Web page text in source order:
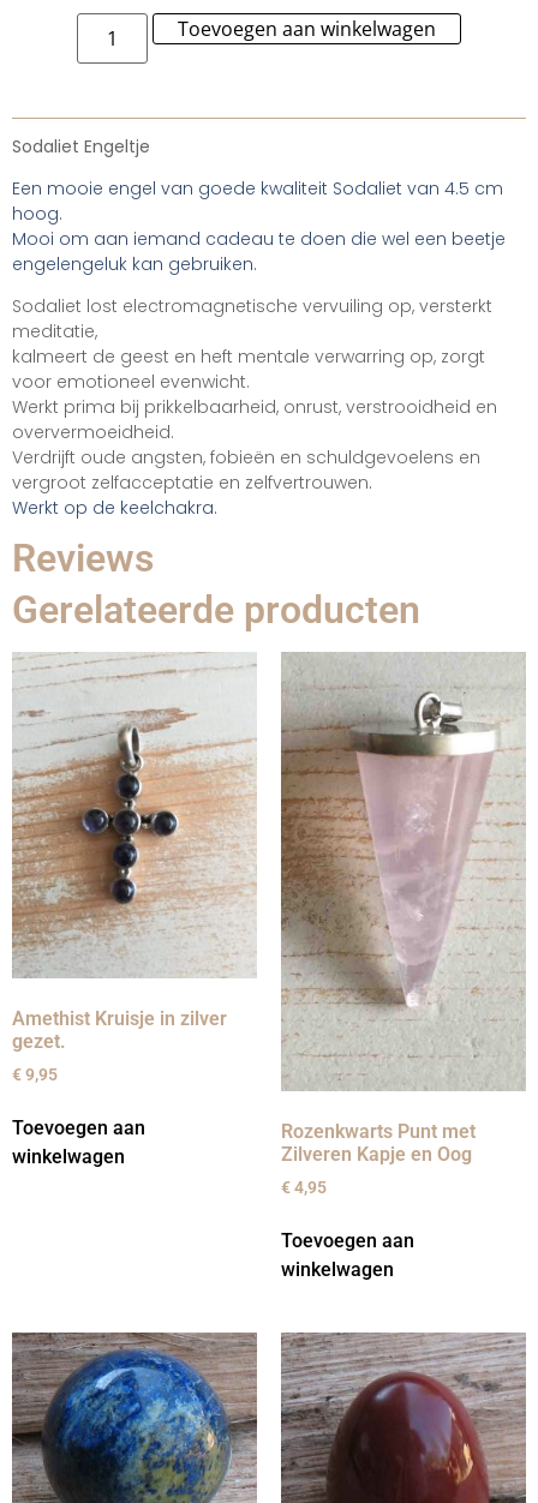
Toevoegen aan winkelwagen
Sodaliet Engeltje
Een mooie engel van goede kwaliteit Sodaliet van 4.5 cm
hoog.
Mooi om aan iemand cadeau te doen die wel een beetje
engelengeluk kan gebruiken.
Sodaliet lost electromagnetische vervuiling op, versterkt
meditatie,
kalmeert de geest en heft mentale verwarring op, zorgt
voor emotioneel evenwicht.
Werkt prima bij prikkelbaarheid, onrust, verstrooidheid en
oververmoeidheid.
Verdrijft oude angsten, fobieën en schuldgevoelens en
vergroot zelfacceptatie en zelfvertrouwen.
Werkt op de keelchakra.
Reviews
Gerelateerde producten
Amethist Kruisje in zilver
gezet.
€9,95
Toevoegen aan
winkelwagen
Rozenkwarts Punt met
Zilveren Kapje en Oog
€4,95
Toevoegen aan
winkelwagen